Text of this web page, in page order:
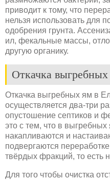
приводит к тому, что
нельзя использовать для
одобрения грунта.
ил, фекальные массы,
другую органику.
Откачка
Откачка выгребных ям в
осуществляется два-три
опустошение септиков и
это с тем, что в выгребных
накапливаются и
подвергаются
твёрдых фракций, то есть
Для того чтобы очистка